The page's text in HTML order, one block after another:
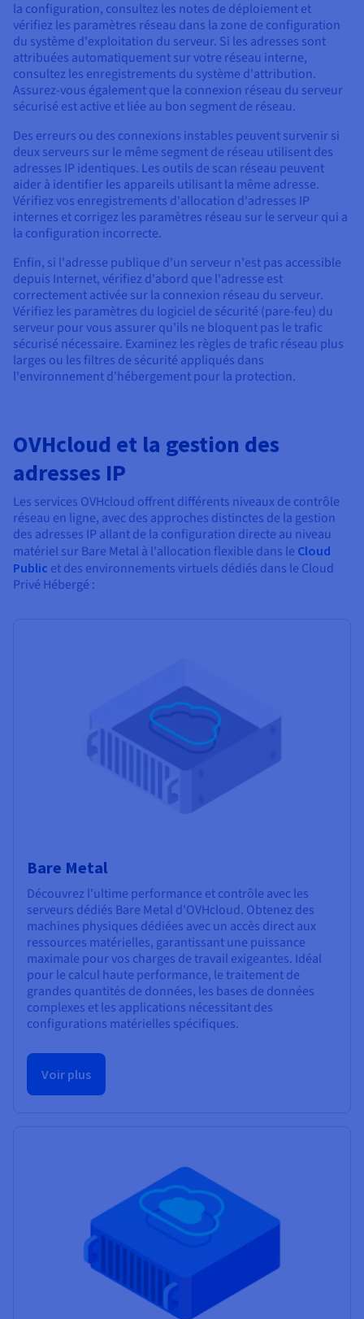
la configuration, consultez les notes de déploiement et
vérifiez les paramètres réseau dans la zone de configuration
du système d'exploitation du serveur. Si les adresses sont
attribuées automatiquement sur votre réseau interne,
consultez les enregistrements du système d'attribution.
Assurez-vous également que la connexion réseau du serveur
sécurisé est active et liée au bon segment de réseau.
Des erreurs ou des connexions instables peuvent survenir si
deux serveurs sur le même segment de réseau utilisent des
adresses IP identiques. Les outils de scan réseau peuvent
aider à identifier les appareils utilisant la même adresse.
Vérifiez vos enregistrements d'allocation d'adresses IP
internes et corrigez les paramètres réseau sur le serveur qui a
la configuration incorrecte.
Enfin, si l'adresse publique d'un serveur n'est pas accessible
depuis Internet, vérifiez d'abord que l'adresse est
correctement activée sur la connexion réseau du serveur.
Vérifiez les paramètres du logiciel de sécurité (pare-feu) du
serveur pour vous assurer qu'ils ne bloquent pas le trafic
sécurisé nécessaire. Examinez les règles de trafic réseau plus
larges ou les filtres de sécurité appliqués dans
l'environnement d'hébergement pour la protection.
OVHcloud et la gestion des
adresses IP
Les services OVHcloud offrent différents niveaux de contrôle
réseau en ligne, avec des approches distinctes de la gestion
des adresses IP allant de la configuration directe au niveau
matériel sur Bare Metal à l'allocation flexible dans le Cloud
Public et des environnements virtuels dédiés dans le Cloud
Privé Hébergé :
Bare Metal
Découvrez l'ultime performance et contrôle avec les
serveurs dédiés Bare Metal d'OVHcloud. Obtenez des
machines physiques dédiées avec un accès direct aux
ressources matérielles, garantissant une puissance
maximale pour vos charges de travail exigeantes. Idéal
pour le calcul haute performance, le traitement de
grandes quantités de données, les bases de données
complexes et les applications nécessitant des
configurations matérielles spécifiques.
Voir plus